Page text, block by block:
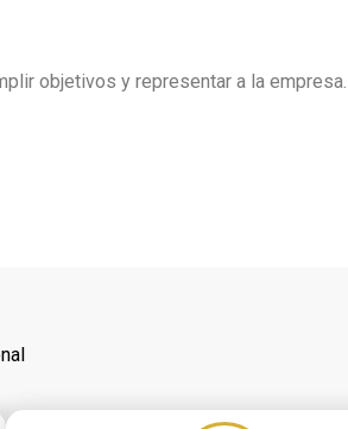
objetivos y representar a la empresa.